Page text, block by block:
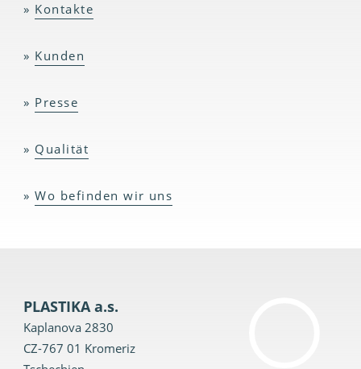
Kontakte
Kunden
Presse
Qualität
Wo befinden wir uns
PLASTIKA a.s.
Kaplanova 2830
CZ-767 01 Kromeriz